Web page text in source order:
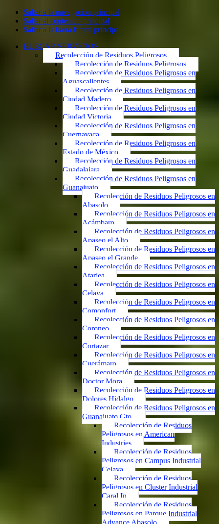
Saltar a la navegación principal
Saltar al contenido principal
Saltar a la barra lateral principal
BUSCAR SERVICIOS
Recolección de Residuos Peligrosos
Recolección de Residuos Peligrosos
Recolección de Residuos Peligrosos en
Aguascalientes
Recolección de Residuos Peligrosos en
Ciudad Madero
Recolección de Residuos Peligrosos en
Ciudad Victoria
Recolección de Residuos Peligrosos en
Cuernavaca
Recolección de Residuos Peligrosos en
Estado de México
Recolección de Residuos Peligrosos en
Guadalajara
Recolección de Residuos Peligrosos en
Guanajuato
Recolección de Residuos Peligrosos en
Abasolo
Recolección de Residuos Peligrosos en
Acámbaro
Recolección de Residuos Peligrosos en
Apaseo el Alto
Recolección de Residuos Peligrosos en
Apaseo el Grande
Recolección de Residuos Peligrosos en
Atarjea
Recolección de Residuos Peligrosos en
Celaya
Recolección de Residuos Peligrosos en
Comonfort
Recolección de Residuos Peligrosos en
Coroneo
Recolección de Residuos Peligrosos en
Cortazar
Recolección de Residuos Peligrosos en
Cuerámaro
Recolección de Residuos Peligrosos en
Doctor Mora
Recolección de Residuos Peligrosos en
Dolores Hidalgo
Recolección de Residuos Peligrosos en
Guanajuato Gto.
Recolección de Residuos
Peligrosos en American
Industries
Recolección de Residuos
Peligrosos en Campus Industrial
Celaya
Recolección de Residuos
Peligrosos en Cluster Industrial
Caral In
Recolección de Residuos
Peligrosos en Parque Industrial
Advance Abasolo